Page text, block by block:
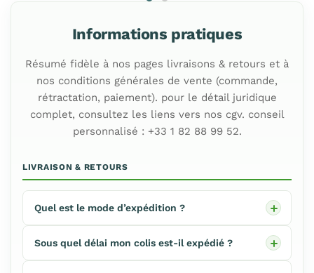
Informations pratiques
Résumé fidèle à nos pages livraisons & retours et à
nos conditions générales de vente (commande,
rétractation, paiement). pour le détail juridique
complet, consultez les liens vers nos cgv. conseil
personnalisé : +33 1 82 88 99 52.
LIVRAISON & RETOURS
Quel est le mode d’expédition ?
Sous quel délai mon colis est-il expédié ?